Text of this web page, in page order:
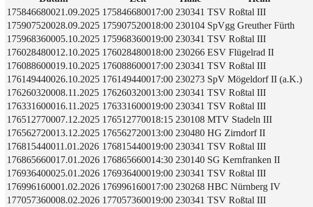
175846680021.09.2025 175846680017:00 230341 TSV Roßtal III
175907520028.09.2025 175907520018:00 230104 SpVgg Greuther Fürth
175968360005.10.2025 175968360019:00 230341 TSV Roßtal III
176028480012.10.2025 176028480018:00 230266 ESV Flügelrad II
176088600019.10.2025 176088600017:00 230341 TSV Roßtal III
176149440026.10.2025 176149440017:00 230273 SpV Mögeldorf II (a.K.)
176260320008.11.2025 176260320013:00 230341 TSV Roßtal III
176331600016.11.2025 176331600019:00 230341 TSV Roßtal III
176512770007.12.2025 176512770018:15 230108 MTV Stadeln III
176562720013.12.2025 176562720013:00 230480 HG Zirndorf II
176815440011.01.2026 176815440019:00 230341 TSV Roßtal III
176865660017.01.2026 176865660014:30 230140 SG Kernfranken II
176936400025.01.2026 176936400019:00 230341 TSV Roßtal III
176996160001.02.2026 176996160017:00 230268 HBC Nürnberg IV
177057360008.02.2026 177057360019:00 230341 TSV Roßtal III